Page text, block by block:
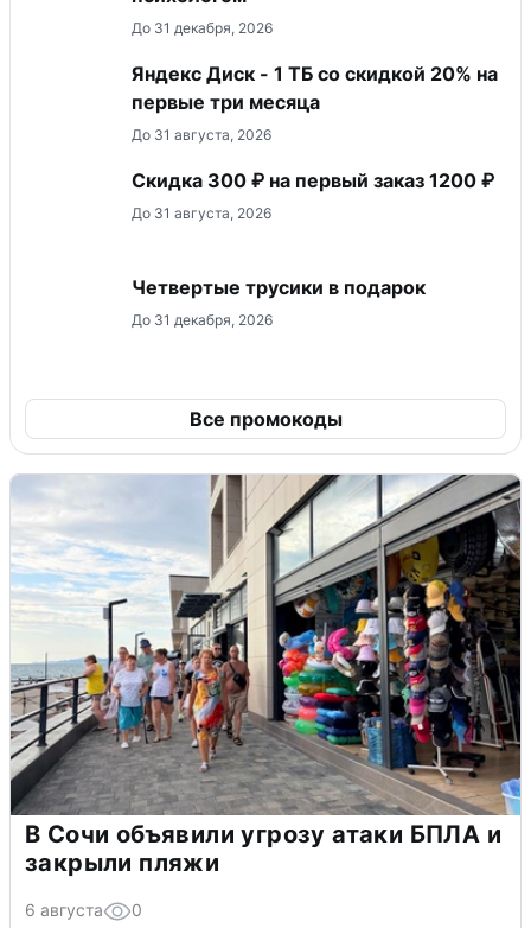
До 31 декабря, 2026
Яндекс Диск - 1 ТБ со скидкой 20% на
первые три месяца
До 31 августа, 2026
Скидка 300 ₽ на первый заказ 1200 ₽
До 31 августа, 2026
Четвертые трусики в подарок
До 31 декабря, 2026
Все промокоды
В Сочи объявили угрозу атаки БПЛА и
закрыли пляжи
6 августа 0